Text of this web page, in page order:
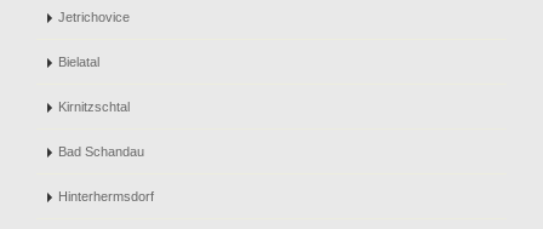
Jetrichovice
Bielatal
Kirnitzschtal
Bad Schandau
Hinterhermsdorf